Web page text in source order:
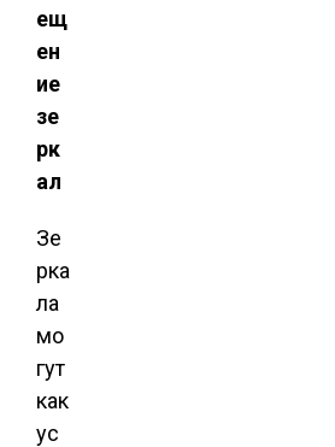
ещ
ен
ие
зе
рк
ал
Зе
рка
ла
мо
гут
как
ус